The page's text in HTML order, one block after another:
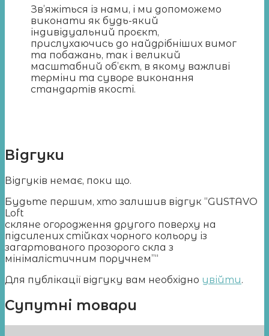
Зв’яжіться із нами, і ми допоможемо
виконати як будь-який
індивідуальний проєкт,
прислухаючись до найдрібніших вимог
та побажань, так і великий
масштабний об’єкт, в якому важливі
терміни та суворе виконання
стандартів якості.
Відгуки
Відгуків немає, поки що.
Будьте першим, хто залишив відгук “GUSTAVO
Loft
скляне огородження другого поверху на
підсилених стійках чорного кольору із
загартованого прозорого скла з
мінімалістичним поручнем”“
Для публікації відгуку вам необхідно увійти.
Супутні товари